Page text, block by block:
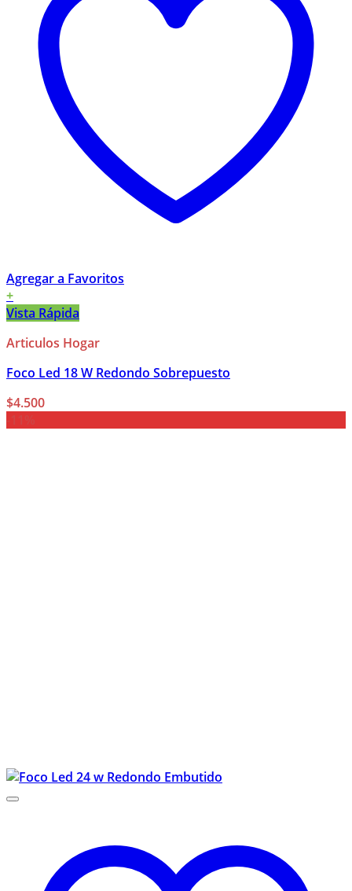
Agregar a Favoritos
+
Vista Rápida
Articulos Hogar
Foco Led 18 W Redondo Sobrepuesto
$4.500